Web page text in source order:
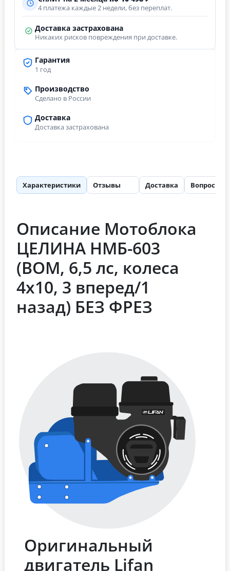
Гарантия
1 год
Производство
Сделано в России
Доставка
Доставка застрахована
4 платежа каждые 2 недели, без переплат.
Доставка застрахована
Никаких рисков повреждения при доставке.
Характеристики Отзывы Доставка Вопросы
Описание Мотоблока
ЦЕЛИНА НМБ-603
(ВОМ, 6,5 лс, колеса
4х10, 3 вперед/1
назад) БЕЗ ФРЕЗ
Оригинальный
двигатель Lifan